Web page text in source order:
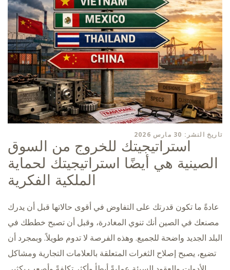
تاريخ النشر: 30 مارس 2026
استراتيجيتك للخروج من السوق
الصينية هي أيضًا استراتيجيتك لحماية
الملكية الفكرية
عادةً ما تكون قدرتك على التفاوض في أقوى حالاتها قبل أن يدرك
مصنعك في الصين أنك تنوي المغادرة، وقبل أن تصبح خططك في
البلد الجديد واضحة للجميع. وهذه الفرصة لا تدوم طويلاً. وبمجرد أن
تضيع، يصبح إصلاح الثغرات المتعلقة بالعلامات التجارية ومشاكل